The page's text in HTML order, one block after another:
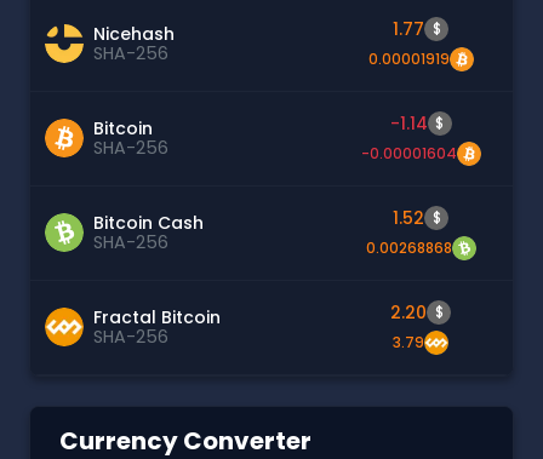
Nicehash
SHA-256
1.77 $
0.00001919
Bitcoin
SHA-256
-1.14 $
-0.00001604
Bitcoin Cash
SHA-256
1.52 $
0.00268868
Fractal Bitcoin
SHA-256
2.20 $
3.79
Currency Converter